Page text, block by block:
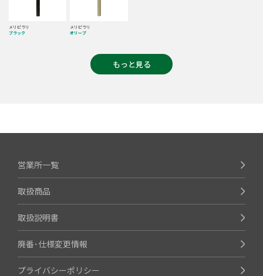
メリピラリ
ブラック
メリピラリ
オリーブ
もっと見る
営業所一覧
取扱商品
取扱説明書
廃番･仕様変更情報
プライバシーポリシー